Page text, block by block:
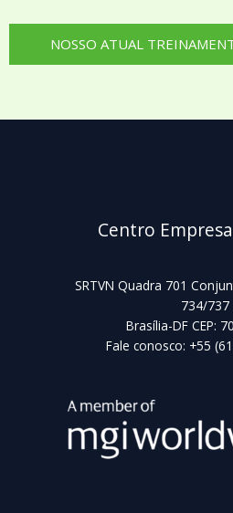
NOSSO ATUAL
Centro
SRTVN Quadra 701
734/737
Brasília-DF CEP:
Fale conosco: +55